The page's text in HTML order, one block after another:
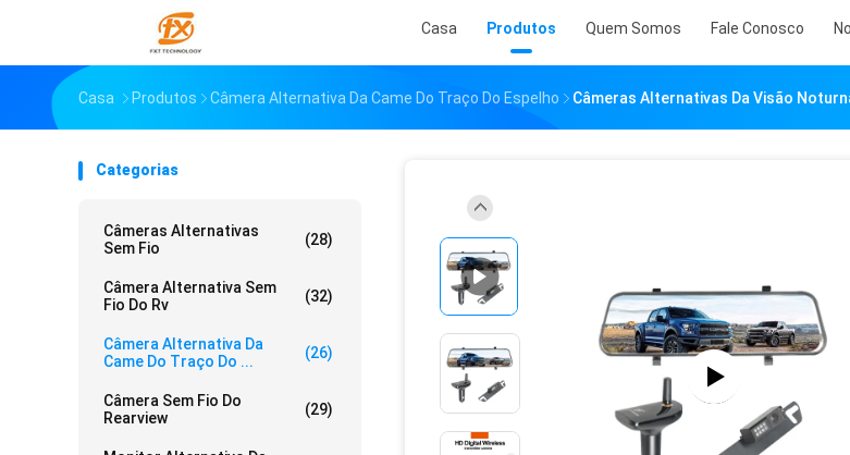
Casa Produtos Quem Somos Fale Conosco
Casa Produtos Câmera Alternativa Da Came Do Traço Do Espelho Câmeras Alternativas Da Visão
Categorias
Câmeras Alternativas
Sem Fio
(28)
Câmera Alternativa Sem
Fio Do Rv
(32)
Câmera Alternativa Da
Came Do Traço Do ...
(26)
Câmera Sem Fio Do
Rearview
(29)